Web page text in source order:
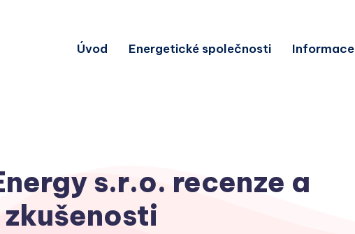
Úvod Energetické společnosti Informace
s.r.o. recenze a
zkušenosti